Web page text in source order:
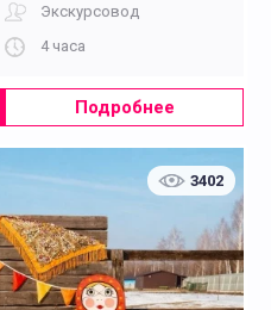
Экскурсовод
4 часа
Подробнее
3402